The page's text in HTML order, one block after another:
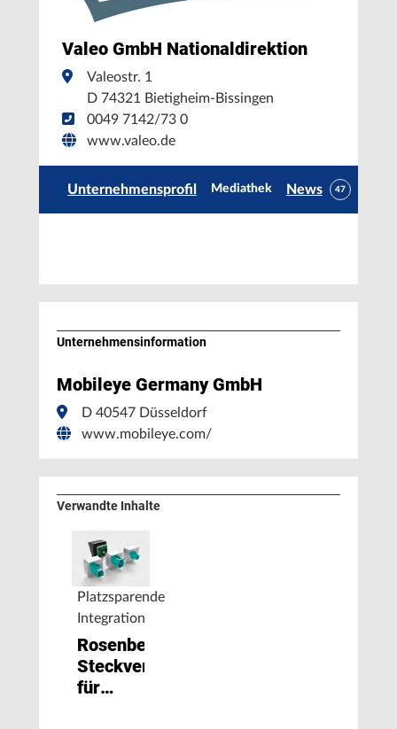
Valeo GmbH Nationaldirektion
Valeostr. 1
D 74321 Bietigheim-Bissingen
0049 7142/73 0
www.valeo.de
Unternehmensprofil Mediathek News 47
Unternehmens­information
Mobileye Germany GmbH
D 40547 Düsseldorf
www.mobileye.com/
Verwandte Inhalte
Platzsparende
Integration
Rosenberger:
Steckverbinder
für